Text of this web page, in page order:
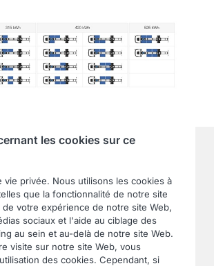
les cookies sur ce
vie privée. Nous utilisons les cookies à
que la fonctionnalité de notre site
de votre expérience de notre site Web,
sociaux et l'aide au ciblage des
au sein et au-delà de notre site Web.
visite sur notre site Web, vous
des cookies. Cependant, si